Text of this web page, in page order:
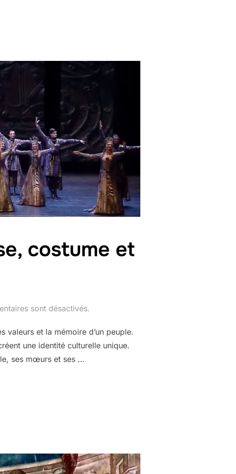
costume et
sont désactivés.
valeurs et la mémoire d’un peuple.
une identité culturelle unique.
ses mœurs et ses …